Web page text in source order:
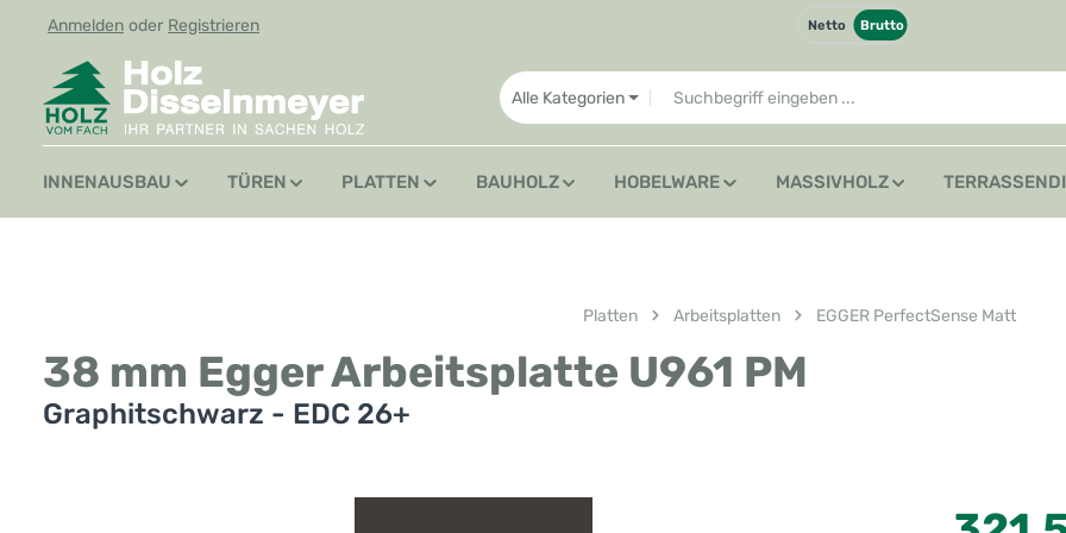
Hauptinhalt springen
Zur Suche springen
Zur Hauptnavigation springen
Anmelden oder Registrieren Netto Brutto
Alle Kategorien
INNENAUSBAU TÜREN PLATTEN BAUHOLZ HOBELWARE MASSIVHOLZ
Platten Arbeitsplatten EGGER PerfectSense Matt
38 mm Egger Arbeitsplatte U961 PM
Graphitschwarz - EDC 26+
Regulärer Preis: